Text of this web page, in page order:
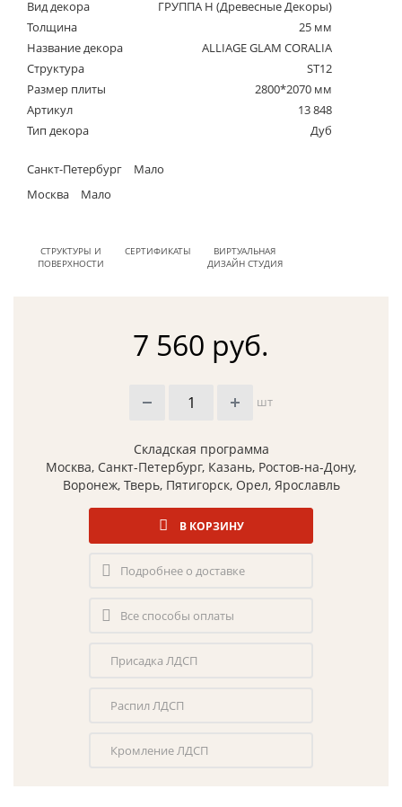
Вид декора
ГРУППА Н (Древесные Декоры)
Толщина
25 мм
Название декора
ALLIAGE GLAM CORALIA
Структура
ST12
Размер плиты
2800*2070 мм
Артикул
13 848
Тип декора
Дуб
Санкт-Петербург
Мало
Москва
Мало
СТРУКТУРЫ И
ПОВЕРХНОСТИ
СЕРТИФИКАТЫ
ВИРТУАЛЬНАЯ
ДИЗАЙН СТУДИЯ
7 560 руб.
шт
Складская программа
Москва, Санкт-Петербург, Казань, Ростов-на-Дону,
Воронеж, Тверь, Пятигорск, Орел, Ярославль
В КОРЗИНУ
Подробнее о доставке
Все способы оплаты
Присадка ЛДСП
Распил ЛДСП
Кромление ЛДСП